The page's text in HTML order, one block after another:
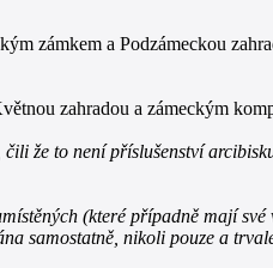
zámkem a Podzámeckou
zahradou a zámeckým
že to není příslušenství
(které případně mají
samostatně, nikoli pouze a